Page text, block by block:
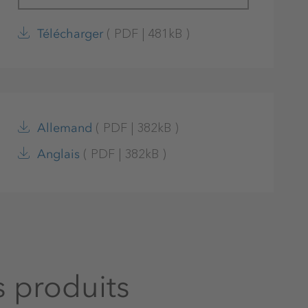
Télécharger ( PDF | 481kB )
Allemand ( PDF | 382kB )
Anglais ( PDF | 382kB )
produits